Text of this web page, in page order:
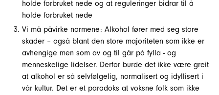
holde forbruket nede og at reguleringer bidrar til å
holde forbruket nede
Vi må påvirke normene: Alkohol fører med seg store
skader – også blant den store majoriteten som ikke er
avhengige men som av og til går på fylla - og
menneskelige lidelser. Derfor burde det ikke være greit
at alkohol er så selvfølgelig, normalisert og idyllisert i
vår kultur. Det er et paradoks at voksne folk som ikke